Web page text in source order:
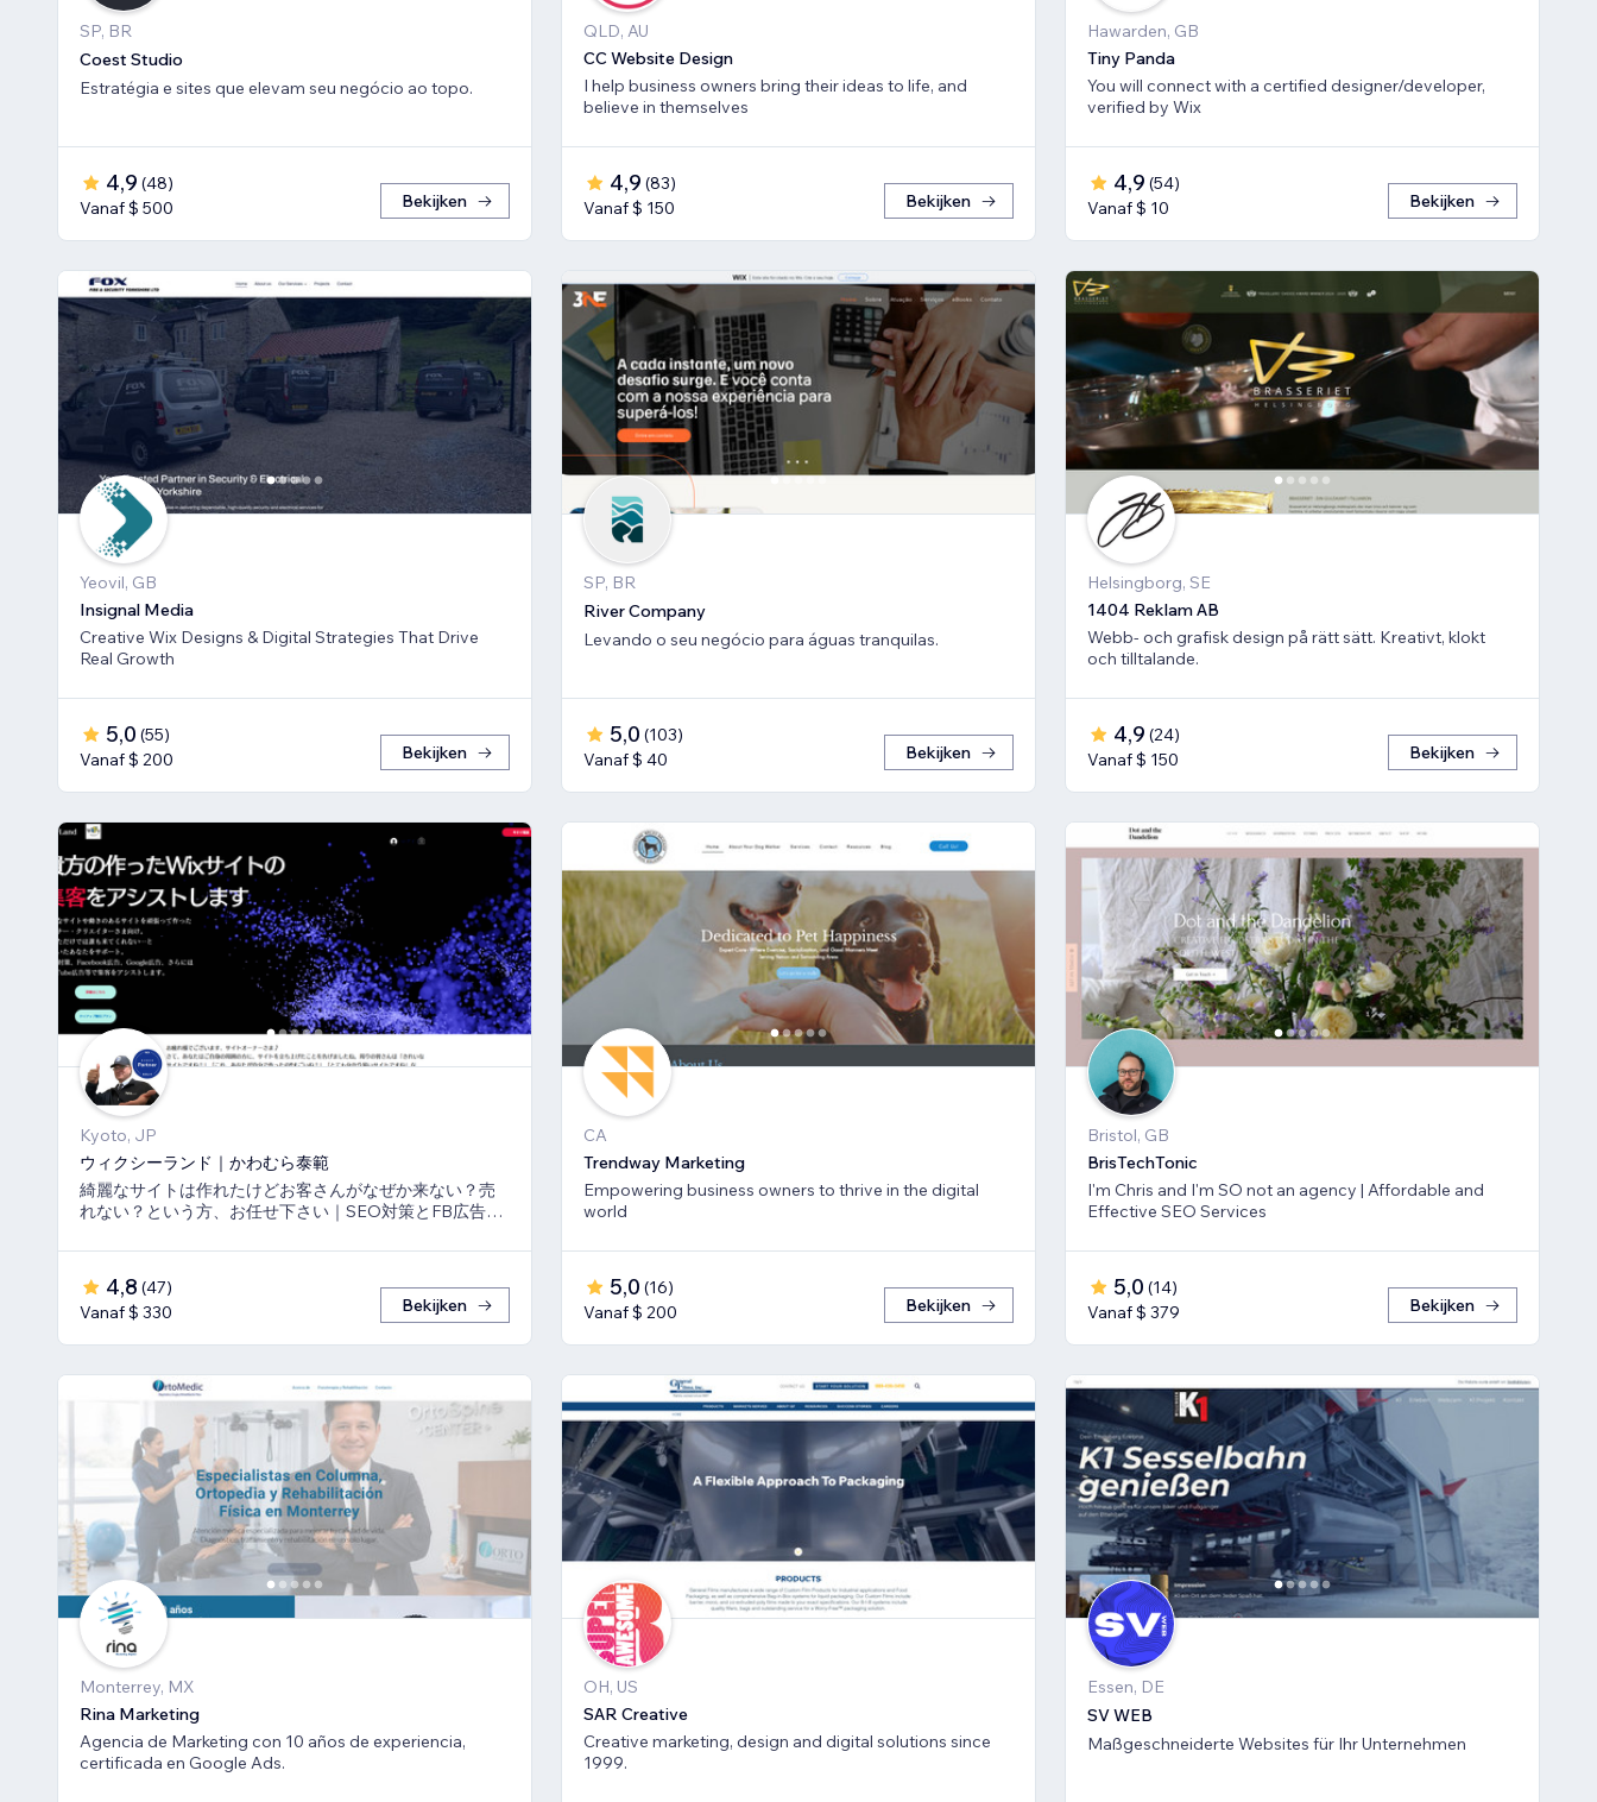
SP, BR
Coest Studio
Estratégia e sites que elevam seu negócio ao topo.
4,9 (48)
Vanaf $ 500
Bekijken
QLD, AU
CC Website Design
I help business owners bring their ideas to life, and
believe in themselves
4,9 (83)
Vanaf $ 150
Bekijken
Hawarden, GB
Tiny Panda
You will connect with a certified designer/developer,
verified by Wix
4,9 (54)
Vanaf $ 10
Bekijken
Yeovil, GB
Insignal Media
Creative Wix Designs & Digital Strategies That Drive
Real Growth
5,0 (55)
Vanaf $ 200
Bekijken
SP, BR
River Company
Levando o seu negócio para águas tranquilas.
5,0 (103)
Vanaf $ 40
Bekijken
Helsingborg, SE
1404 Reklam AB
Webb- och grafisk design på rätt sätt. Kreativt, klokt
och tilltalande.
4,9 (24)
Vanaf $ 150
Bekijken
Kyoto, JP
ウィクシーランド｜かわむら泰範
綺麗なサイトは作れたけどお客さんがなぜか来ない？売
れない？という方、お任せ下さい｜SEO対策とFB広告
4,8 (47)
Vanaf $ 330
Bekijken
CA
Trendway Marketing
Empowering business owners to thrive in the digital
world
5,0 (16)
Vanaf $ 200
Bekijken
Bristol, GB
BrisTechTonic
I'm Chris and I'm SO not an agency | Affordable and
Effective SEO Services
5,0 (14)
Vanaf $ 379
Bekijken
Monterrey, MX
Rina Marketing
Agencia de Marketing con 10 años de experiencia,
certificada en Google Ads.
OH, US
SAR Creative
Creative marketing, design and digital solutions since
1999.
Essen, DE
SV WEB
Maßgeschneiderte Websites für Ihr Unternehmen